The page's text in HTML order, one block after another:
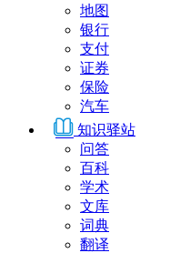
地图
银行
支付
证券
保险
汽车
知识驿站
问答
百科
学术
文库
词典
翻译